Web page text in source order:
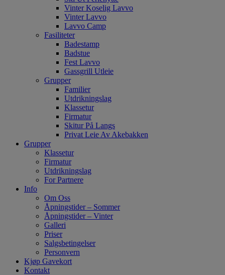
Vinter Koselig Lavvo
Vinter Lavvo
Lavvo Camp
Fasiliteter
Badestamp
Badstue
Fest Lavvo
Gassgrill Utleie
Grupper
Familier
Utdrikningslag
Klassetur
Firmatur
Skitur På Langs
Privat Leie Av Akebakken
Grupper
Klassetur
Firmatur
Utdrikningslag
For Partnere
Info
Om Oss
Åpningstider – Sommer
Åpningstider – Vinter
Galleri
Priser
Salgsbetingelser
Personvern
Kjøp Gavekort
Kontakt